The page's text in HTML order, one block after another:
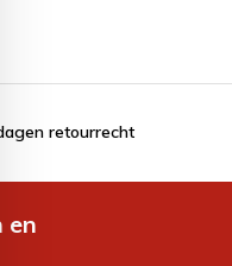
retourrecht
en